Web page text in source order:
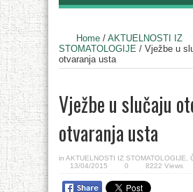
Home / AKTUELNOSTI IZ
STOMATOLOGIJE / Vježbe u
otvaranja usta
Vježbe u slučaju
otvaranja usta
in AKTUELNOSTI IZ STOMATOLOGIJE
13/04/2015
0 8222 Views